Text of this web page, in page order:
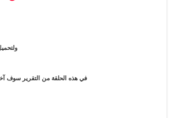
في هذه الحلقة من التقرير سوف